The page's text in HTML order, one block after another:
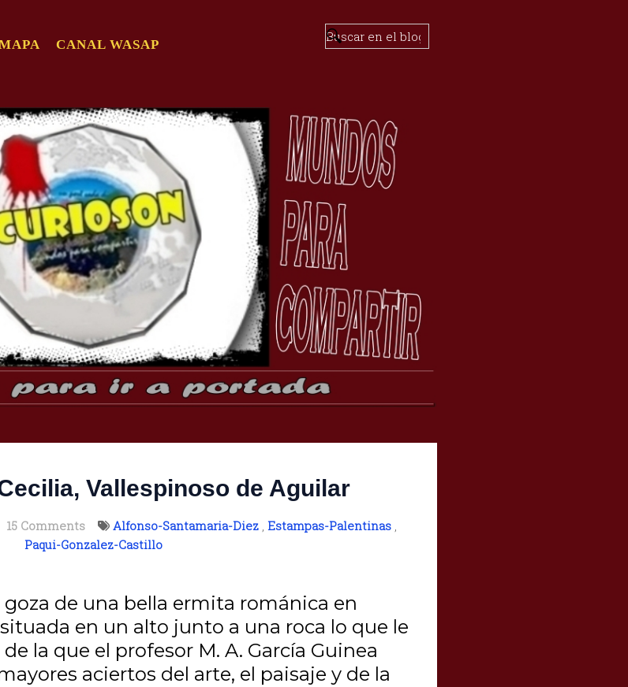
CANAL WASAP
Vallespinoso de Aguilar
15 Comments Alfonso-Santamaria-Diez, Estampas-Palentinas,
Paqui-Gonzalez-Castillo
de una bella ermita románica en
en un alto junto a una roca lo que le
la que el profesor M. A. García Guinea
aciertos del arte, el paisaje y de la